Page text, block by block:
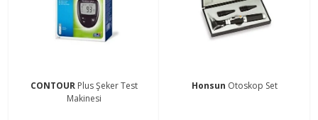
CONTOUR Plus Şeker Test
Makinesi
Honsun Otoskop Set